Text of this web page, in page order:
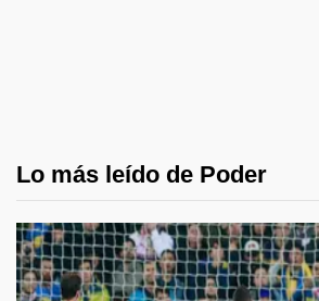
Lo más leído de Poder